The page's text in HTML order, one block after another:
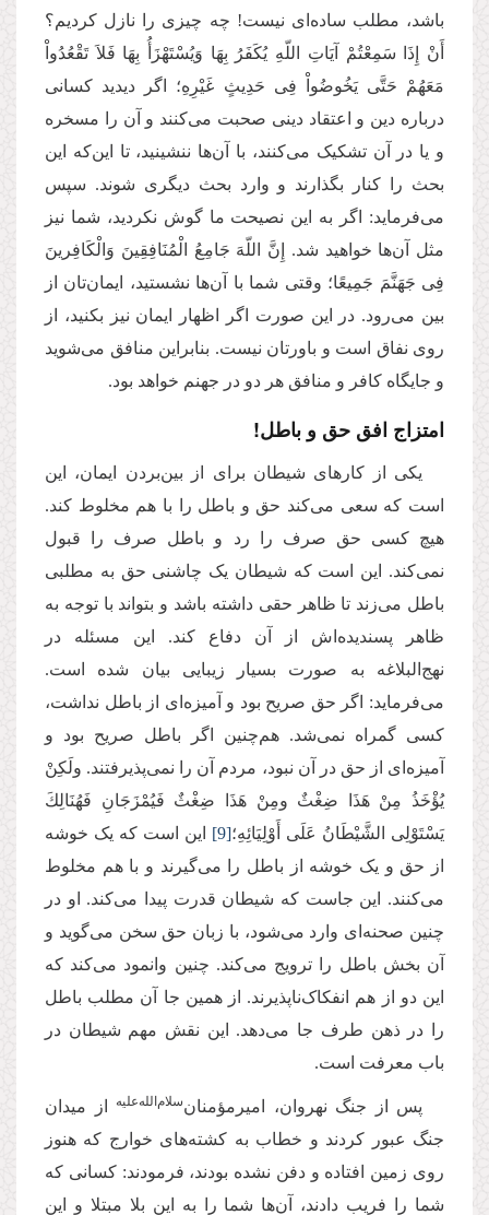
باشد، مطلب ساده‌ای نیست! چه چیزی را نازل کردیم؟
أَنْ إِذَا سَمِعْتُمْ آیَاتِ اللّهِ یُكَفَرُ بِهَا وَیُسْتَهْزَأُ بِهَا فَلاَ تَقْعُدُواْ
مَعَهُمْ حَتَّى یَخُوضُواْ فِی حَدِیثٍ غَیْرِهِ؛ اگر دیدید کسانی
درباره دین و اعتقاد دینی صحبت می‌کنند و آن را مسخره
و یا در آن تشکیک می‌کنند، با آن‌ها ننشینید، تا این‌که این
بحث را کنار بگذارند و وارد بحث دیگری شوند. سپس
می‌فرماید: اگر به این نصیحت ما گوش نکردید، شما نیز
مثل آن‌ها خواهید شد. إِنَّ اللّهَ جَامِعُ الْمُنَافِقِینَ وَالْكَافِرینَ
فِی جَهَنَّمَ جَمِیعًا؛ وقتی شما با آن‌ها نشستید، ایمان‌تان از
بین می‌رود. در این صورت اگر اظهار ایمان نیز بکنید، از
روی نفاق است و باورتان نیست. بنابراین منافق می‌شوید
و جایگاه کافر و منافق هر دو در جهنم خواهد بود.
امتزاج افق حق و باطل!
یکی از کارهای شیطان برای از بین‌بردن ایمان، این
است که سعی می‌کند حق و باطل را با هم مخلوط کند.
هیچ کسی حق صرف را رد و باطل صرف را قبول
نمی‌کند. این است که شیطان یک چاشنی حق به مطلبی
باطل می‌زند تا ظاهر حقی داشته باشد و بتواند با توجه به
ظاهر پسندیده‌اش از آن دفاع کند. این مسئله در
نهج‌البلاغه به صورت بسیار زیبایی بیان شده است.
می‌فرماید: اگر حق صریح بود و آمیزه‌ای از باطل نداشت،
کسی گمراه نمی‌شد. هم‌چنین اگر باطل صریح بود و
آمیزه‌‌ای از حق در آن نبود، مردم آن را نمی‌پذیرفتند. ولَكِنْ
یُؤْخَذُ مِنْ هَذَا ضِغْثٌ‏ ومِنْ هَذَا ضِغْثٌ فَیُمْزَجَانِ فَهُنَالِكَ
یَسْتَوْلِی الشَّیْطَانُ عَلَى أَوْلِیَائِهِ؛[9] این است که یک خوشه
از حق و یک خوشه از باطل را می‌گیرند و با هم مخلوط
می‌کنند. این جاست که شیطان قدرت پیدا می‌کند. او در
چنین صحنه‌ای وارد می‌شود، با زبان حق سخن می‌گوید و
آن بخش باطل را ترویج می‌کند. چنین وانمود می‌کند که
این دو از هم انفکاک‌ناپذیرند. از همین جا آن مطلب باطل
را در ذهن طرف جا می‌دهد. این نقش مهم شیطان در
باب معرفت است.
پس از جنگ نهروان، امیرمؤمنان‌سلام‌الله‌علیه
از میدان
جنگ عبور کردند و خطاب به کشته‌های خوارج که هنوز
روی زمین افتاده و دفن نشده بودند، فرمودند: کسانی که
شما را فریب دادند، آن‌ها شما را به این بلا مبتلا و این